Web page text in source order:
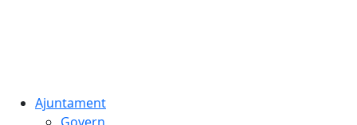
Ajuntament